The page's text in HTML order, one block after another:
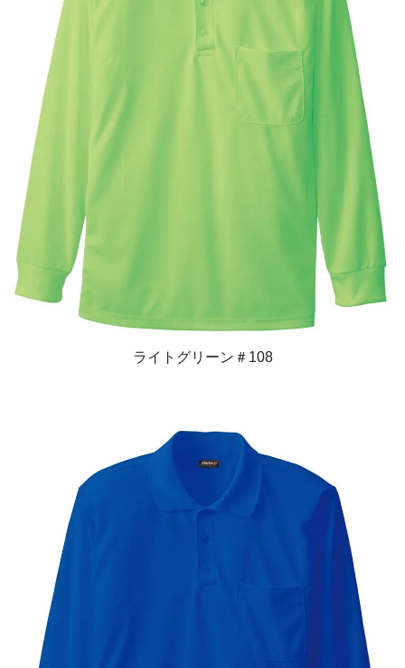
ライトグリーン＃108